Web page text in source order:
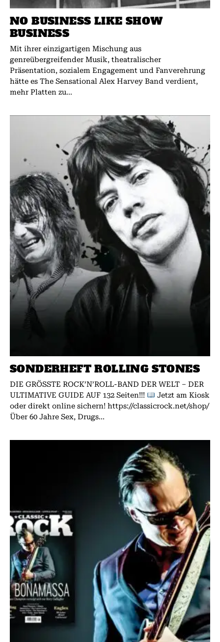
NO BUSINESS LIKE SHOW
BUSINESS
Mit ihrer einzigartigen Mischung aus
genreübergreifender Musik, theatralischer
Präsentation, sozialem Engagement und Fanverehrung
hätte es The Sensational Alex Harvey Band verdient,
mehr Platten zu...
SONDERHEFT ROLLING STONES
DIE GRÖSSTE ROCK’N’ROLL-BAND DER WELT – DER
ULTIMATIVE GUIDE AUF 132 Seiten!!!
Jetzt am Kiosk
oder direkt online sichern! https://classicrock.net/shop/
Über 60 Jahre Sex, Drugs...